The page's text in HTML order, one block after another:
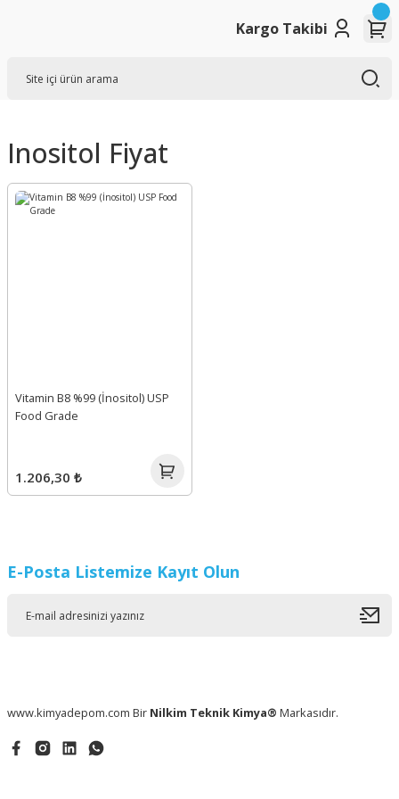
Kargo Takibi
Inositol Fiyat
Vitamin B8 %99 (İnositol) USP
Food Grade
1.206,30 ₺
E-Posta Listemize Kayıt Olun
www.kimyadepom.com Bir Nilkim Teknik Kimya® Markasıdır.